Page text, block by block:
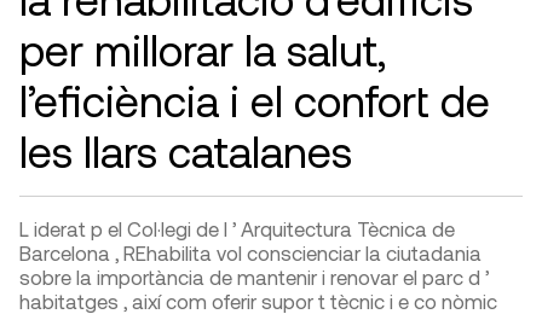
per millorar la salut,
l’eficiència i el confort de
les llars catalanes
L iderat p el Col·legi de l ’ Arquitectura Tècnica de
Barcelona , REhabilita vol conscienciar la ciutadania
sobre la importància de mantenir i renovar el parc d ’
habitatges , així com oferir supor t tècnic i e co nòmic